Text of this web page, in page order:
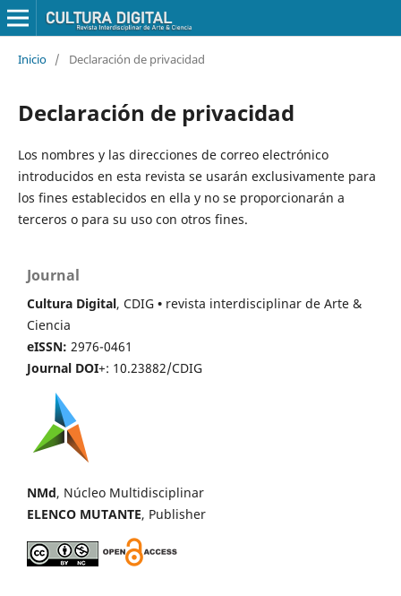
Inicio / Declaración de privacidad
Declaración de privacidad
Los nombres y las direcciones de correo electrónico
introducidos en esta revista se usarán exclusivamente para
los fines establecidos en ella y no se proporcionarán a
terceros o para su uso con otros fines.
Journal
Cultura Digital, CDIG • revista interdisciplinar de Arte &
Ciencia
eISSN: 2976-0461
Journal DOI+: 10.23882/CDIG
NMd, Núcleo Multidisciplinar
ELENCO MUTANTE, Publisher